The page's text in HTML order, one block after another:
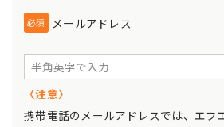
必須 メールアドレス
〈注意〉
携帯電話のメールアドレスでは、エフ